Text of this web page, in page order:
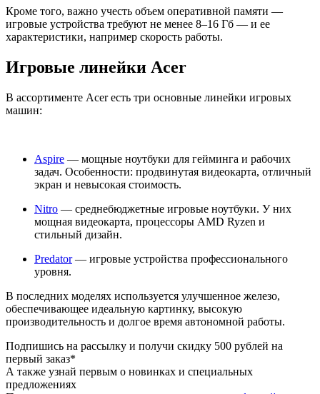
Кроме того, важно учесть объем оперативной памяти —
игровые устройства требуют не менее 8–16 Гб — и ее
характеристики, например скорость работы.
Игровые линейки Acer
В ассортименте Acer есть три основные линейки игровых
машин:
Aspire — мощные ноутбуки для гейминга и рабочих
задач. Особенности: продвинутая видеокарта, отличный
экран и невысокая стоимость.
Nitro — среднебюджетные игровые ноутбуки. У них
мощная видеокарта, процессоры AMD Ryzen и
стильный дизайн.
Predator— игровые устройства профессионального
уровня.
В последних моделях используется улучшенное железо,
обеспечивающее идеальную картинку, высокую
производительность и долгое время автономной работы.
Подпишись на рассылку и получи скидку 500 рублей на
первый заказ*
А также узнай первым о новинках и специальных
предложениях